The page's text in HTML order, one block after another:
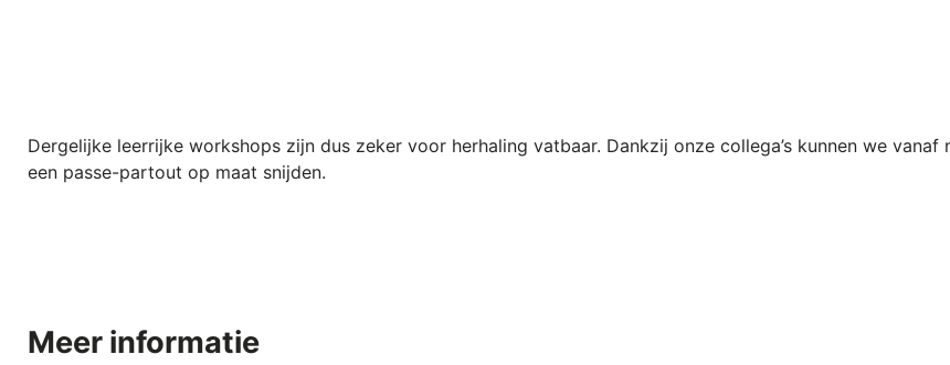
Dergelijke leerrijke workshops zijn dus zeker voor herhaling vatbaar. Dankzij onze collega’s kunnen we vanaf
een passe-partout op maat snijden.
Meer informatie